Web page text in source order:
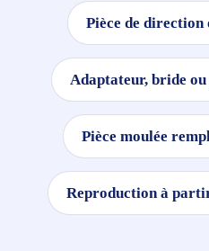
Pièce de direction
Adaptateur, bride
Pièce moulée
Reproduction à partir